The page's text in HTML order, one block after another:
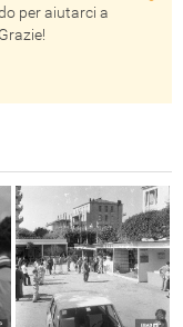
per aiutarci a